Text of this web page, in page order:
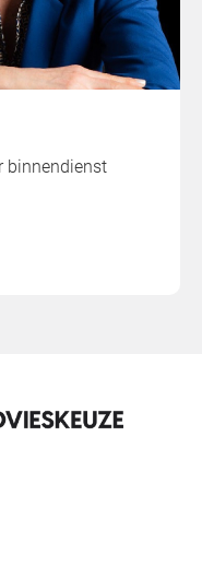
binnendienst